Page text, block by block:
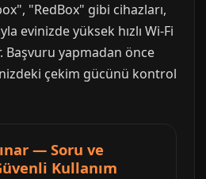
"RedBox" gibi cihazları,
evinizde yüksek hızlı Wi-Fi
Başvuru yapmadan önce
çekim gücünü kontrol
— Soru ve
Kullanım